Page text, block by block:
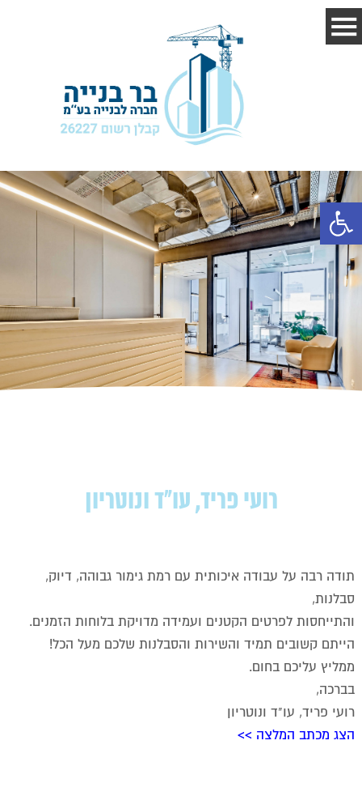
פתח סרגל נגישות
רועי פריד, עו"ד ונוטריון
תודה רבה על עבודה איכותית עם רמת גימור גבוהה, דיוק,
סבלנות,
והתייחסות לפרטים הקטנים ועמידה מדויקת בלוחות הזמנים.
הייתם קשובים תמיד והשירות והסבלנות שלכם מעל הכל!
ממליץ עליכם בחום.
בברכה,
רועי פריד, עו"ד ונוטריון
הצג מכתב המלצה >>